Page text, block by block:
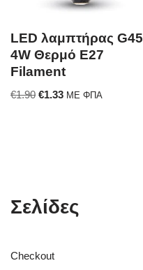
LED λαμπτήρας G45
4W Θερμό E27
Filament
€1.90 €1.33 ΜΕ ΦΠΑ
Σελίδες
Checkout